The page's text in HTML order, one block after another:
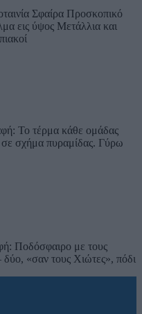
Σφαίρα Προσκοπικό
εις ύψος Μετάλλια και
Το τέρμα κάθε ομάδας
σε σχήμα πυραμίδας. Γύρω
Ποδόσφαιρο με τους
«σαν τους Χιώτες», πόδι